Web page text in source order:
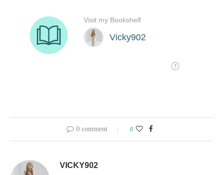
0 comment 0
VICKY902